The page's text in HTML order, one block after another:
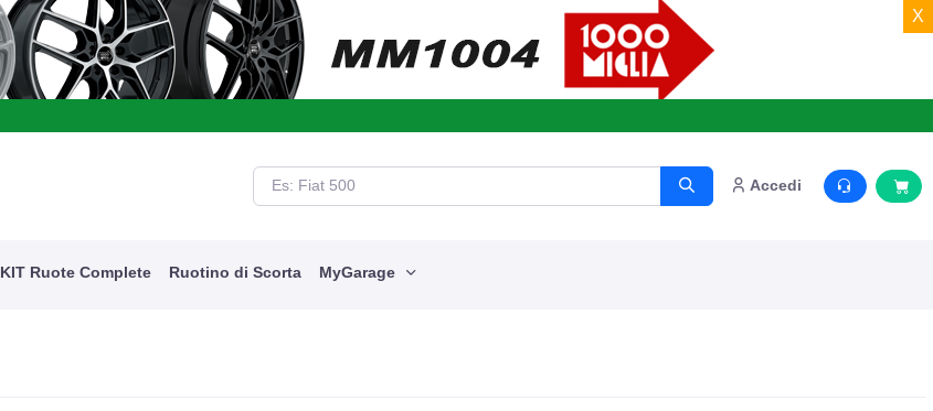
X
Accedi
KIT Ruote Complete Ruotino di Scorta MyGarage